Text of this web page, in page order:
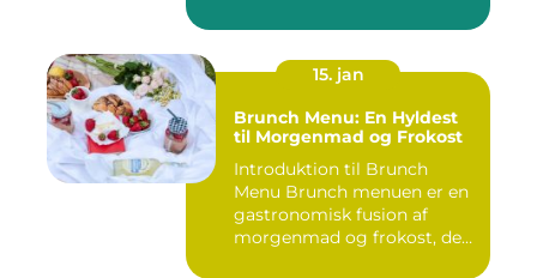
15. jan
Brunch Menu: En Hyldest
til Morgenmad og Frokost
Introduktion til Brunch
Menu Brunch menuen er en
gastronomisk fusion af
morgenmad og frokost, der